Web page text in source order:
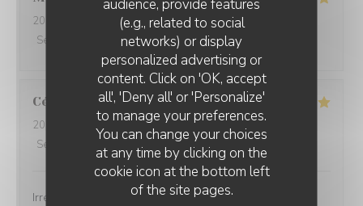
audience, provide features
(e.g., related to social
networks) or display
personalized advertising or
content. Click on 'OK, accept
all', 'Deny all' or 'Personalize'
to manage your preferences.
You can change your choices
at any time by clicking on the
cookie icon at the bottom left
of the site pages.
2026-07-31
- 18:30 - Guests 2
Service
Ambiance:5/5 Food :5/5 Value
Céline
2026-08-02
- 12:30 - Guests 6
Service
Ambiance /5 Food : 5 Value :
Irréprochable comme d'habitude Très bon accueil et
L'AILE ET LA CUISSE